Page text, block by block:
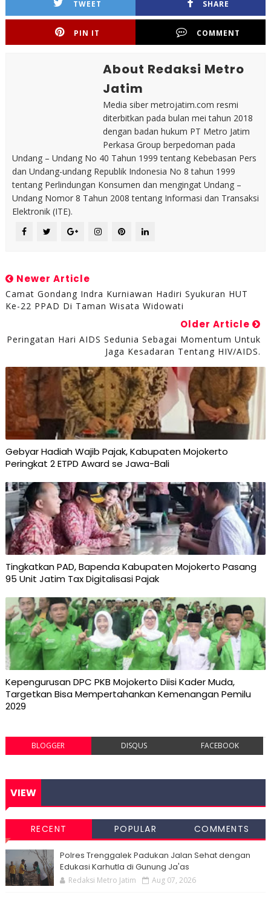
TWEET SHARE
PIN IT COMMENT
About Redaksi Metro
Jatim
Media siber metrojatim.com resmi
diterbitkan pada bulan mei tahun 2018
dengan badan hukum PT Metro Jatim
Perkasa Group berpedoman pada
Undang – Undang No 40 Tahun 1999 tentang Kebebasan Pers
dan Undang-undang Republik Indonesia No 8 tahun 1999
tentang Perlindungan Konsumen dan mengingat Undang –
Undang Nomor 8 Tahun 2008 tentang Informasi dan Transaksi
Elektronik (ITE).
Newer Article
Camat Gondang Indra Kurniawan Hadiri Syukuran HUT
Ke-22 PPAD Di Taman Wisata Widowati
Older Article
Peringatan Hari AIDS Sedunia Sebagai Momentum Untuk
Jaga Kesadaran Tentang HIV/AIDS.
Gebyar Hadiah Wajib Pajak, Kabupaten Mojokerto
Peringkat 2 ETPD Award se Jawa-Bali
Tingkatkan PAD, Bapenda Kabupaten Mojokerto Pasang
95 Unit Jatim Tax Digitalisasi Pajak
Kepengurusan DPC PKB Mojokerto Diisi Kader Muda,
Targetkan Bisa Mempertahankan Kemenangan Pemilu
2029
BLOGGER DISQUS FACEBOOK
VIEW
RECENT POPULAR COMMENTS
Polres Trenggalek Padukan Jalan Sehat dengan
Edukasi Karhutla di Gunung Ja'as
Redaksi Metro Jatim Aug 07, 2026